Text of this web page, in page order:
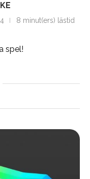
8 minut(ers) lästid
spel!